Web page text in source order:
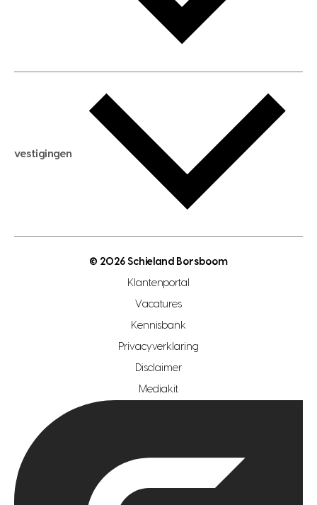
aankoopadvies
verkoopadvies
hypotheekadvies
hypotheek berekenen
maximale hypotheek berekenen
hypotheek bespaarcheck
gratis zoekprofiel aanmaken
open woningwaarde dag
vestigingen
makelaar regio zoetermeer
hypotheekshop regio den haag
hypotheekshop regio rotterdam
© 2026 Schieland Borsboom
Klantenportal
Vacatures
Kennisbank
Privacyverklaring
Disclaimer
Mediakit